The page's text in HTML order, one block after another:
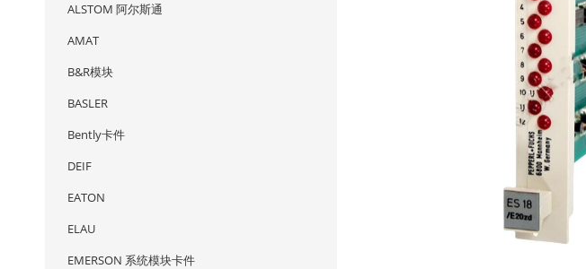
ALSTOM 阿尔斯通
AMAT
B&R模块
BASLER
Bently卡件
DEIF
EATON
ELAU
EMERSON 系统模块卡件